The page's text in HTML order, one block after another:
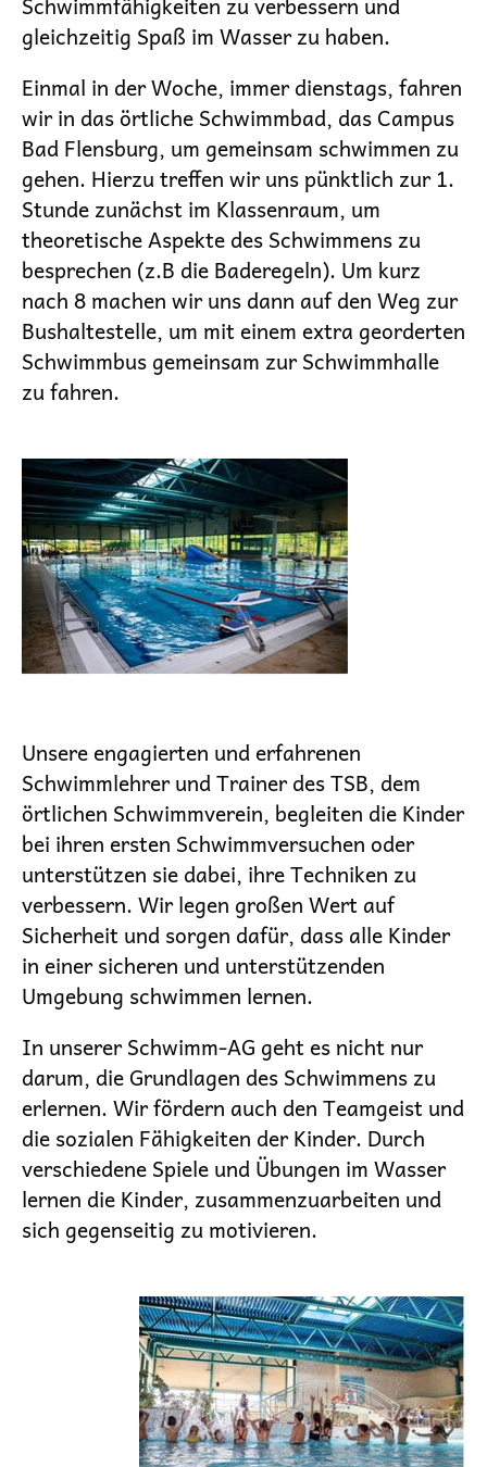
gleichzeitig Spaß im Wasser zu haben.
Einmal in der Woche, immer dienstags, fahren
wir in das örtliche Schwimmbad, das Campus
Bad Flensburg, um gemeinsam schwimmen zu
gehen. Hierzu treffen wir uns pünktlich zur 1.
Stunde zunächst im Klassenraum, um
theoretische Aspekte des Schwimmens zu
besprechen (z.B die Baderegeln). Um kurz
nach 8 machen wir uns dann auf den Weg zur
Bushaltestelle, um mit einem extra georderten
Schwimmbus gemeinsam zur Schwimmhalle
zu fahren.
Unsere engagierten und erfahrenen
Schwimmlehrer und Trainer des TSB, dem
örtlichen Schwimmverein, begleiten die Kinder
bei ihren ersten Schwimmversuchen oder
unterstützen sie dabei, ihre Techniken zu
verbessern. Wir legen großen Wert auf
Sicherheit und sorgen dafür, dass alle Kinder
in einer sicheren und unterstützenden
Umgebung schwimmen lernen.
In unserer Schwimm-AG geht es nicht nur
darum, die Grundlagen des Schwimmens zu
erlernen. Wir fördern auch den Teamgeist und
die sozialen Fähigkeiten der Kinder. Durch
verschiedene Spiele und Übungen im Wasser
lernen die Kinder, zusammenzuarbeiten und
sich gegenseitig zu motivieren.